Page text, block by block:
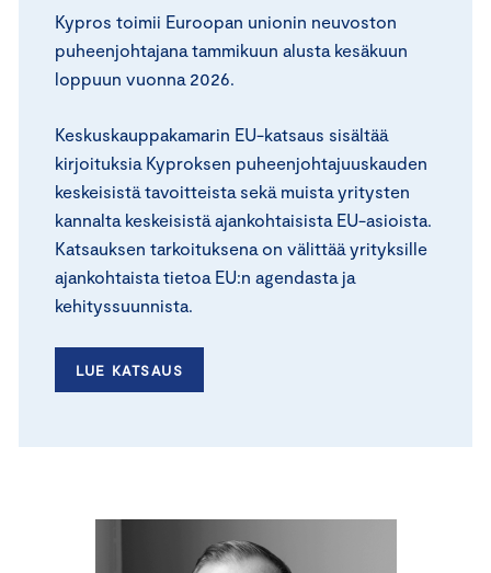
Kypros toimii Euroopan unionin neuvoston
puheenjohtajana tammikuun alusta kesäkuun
loppuun vuonna 2026.
Keskuskauppakamarin EU-katsaus sisältää
kirjoituksia Kyproksen puheenjohtajuuskauden
keskeisistä tavoitteista sekä muista yritysten
kannalta keskeisistä ajankohtaisista EU-asioista.
Katsauksen tarkoituksena on välittää yrityksille
ajankohtaista tietoa EU:n agendasta ja
kehityssuunnista.
LUE KATSAUS